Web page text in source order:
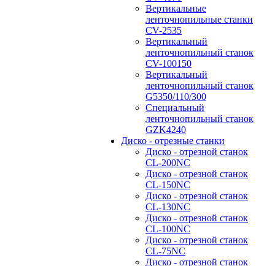
Вертикальные
ленточнопильные станки
CV-2535
Вертикальный
ленточнопильный станок
CV-100150
Вертикальный
ленточнопильный станок
G5350/110/300
Специальный
ленточнопильный станок
GZK4240
Диско - отрезные станки
Диско - отрезной станок
CL-200NC
Диско - отрезной станок
CL-150NC
Диско - отрезной станок
CL-130NC
Диско - отрезной станок
CL-100NC
Диско - отрезной станок
CL-75NC
Диско - отрезной станок